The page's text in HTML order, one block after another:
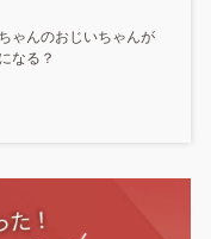
ゃんのおじいちゃんが
なる？